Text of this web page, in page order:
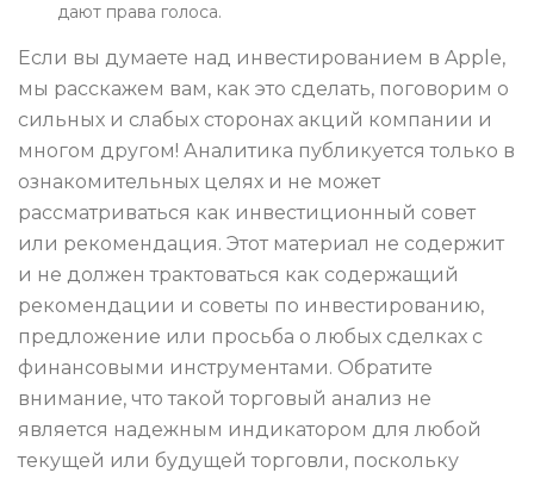
дают права голоса.
Если вы думаете над инвестированием в Apple,
мы расскажем вам, как это сделать, поговорим о
сильных и слабых сторонах акций компании и
многом другом! Аналитика публикуется только в
ознакомительных целях и не может
рассматриваться как инвестиционный совет
или рекомендация. Этот материал не содержит
и не должен трактоваться как содержащий
рекомендации и советы по инвестированию,
предложение или просьба о любых сделках с
финансовыми инструментами. Обратите
внимание, что такой торговый анализ не
является надежным индикатором для любой
текущей или будущей торговли, поскольку